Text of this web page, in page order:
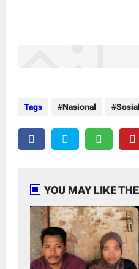
Tags Nasional Sosial
YOU MAY LIKE